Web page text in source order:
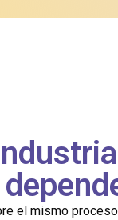
el mismo